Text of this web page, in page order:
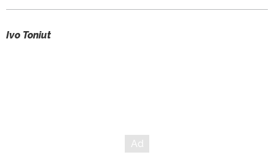
Ivo Toniut